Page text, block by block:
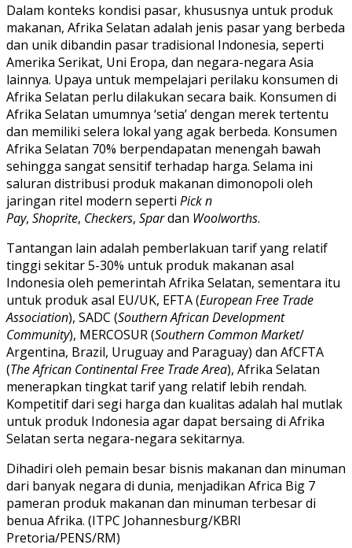
Dalam konteks kondisi pasar, khususnya untuk produk
makanan, Afrika Selatan adalah jenis pasar yang berbeda
dan unik dibandin pasar tradisional Indonesia, seperti
Amerika Serikat, Uni Eropa, dan negara-negara Asia
lainnya. Upaya untuk mempelajari perilaku konsumen di
Afrika Selatan perlu dilakukan secara baik. Konsumen di
Afrika Selatan umumnya ‘setia’ dengan merek tertentu
dan memiliki selera lokal yang agak berbeda. Konsumen
Afrika Selatan 70% berpendapatan menengah bawah
sehingga sangat sensitif terhadap harga. Selama ini
saluran distribusi produk makanan dimonopoli oleh
jaringan ritel modern seperti Pick n
Pay, Shoprite, Checkers, Spardan Woolworths.
Tantangan lain adalah pemberlakuan tarif yang relatif
tinggi sekitar 5-30% untuk produk makanan asal
Indonesia oleh pemerintah Afrika Selatan, sementara itu
untuk produk asal EU/UK, EFTA (European Free Trade
Association), SADC (Southern African Development
Community), MERCOSUR (Southern Common Market/
Argentina, Brazil, Uruguay and Paraguay) dan AfCFTA
(The African Continental Free Trade Area), Afrika Selatan
menerapkan tingkat tarif yang relatif lebih rendah.
Kompetitif dari segi harga dan kualitas adalah hal mutlak
untuk produk Indonesia agar dapat bersaing di Afrika
Selatan serta negara-negara sekitarnya.
Dihadiri oleh pemain besar bisnis makanan dan minuman
dari banyak negara di dunia, menjadikan Africa Big 7
pameran produk makanan dan minuman terbesar di
benua Afrika. (ITPC Johannesburg/KBRI
Pretoria/PENS/RM)